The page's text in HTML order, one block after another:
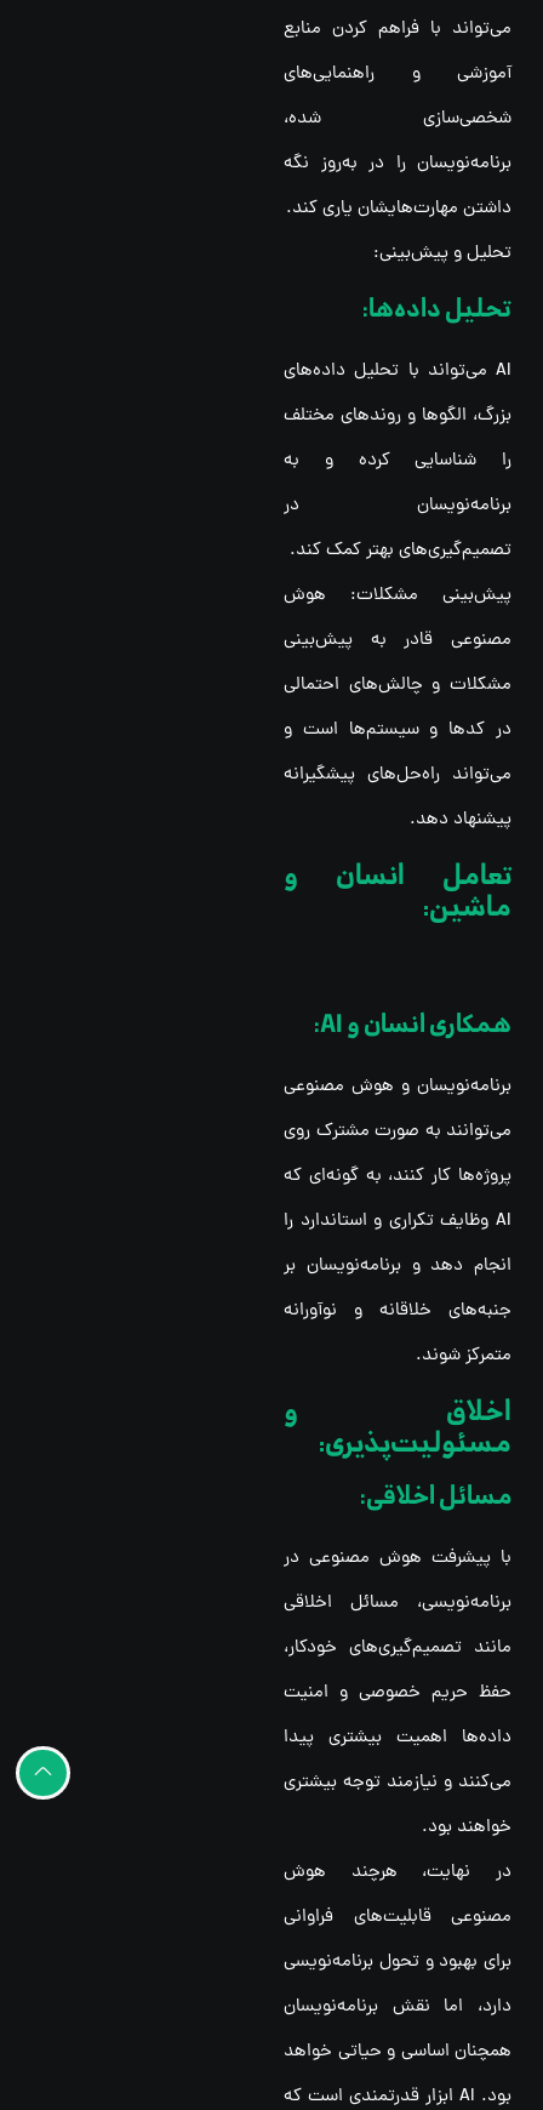
می‌تواند با فراهم کردن منابع
آموزشی و راهنمایی‌های
شخصی‌سازی شده،
برنامه‌نویسان را در به‌روز نگه
داشتن مهارت‌هایشان یاری کند.
تحلیل و پیش‌بینی:
تحلیل داده‌ها:
AI می‌تواند با تحلیل داده‌های
بزرگ، الگوها و روندهای مختلف
را شناسایی کرده و به
برنامه‌نویسان در
تصمیم‌گیری‌های بهتر کمک کند.
پیش‌بینی مشکلات: هوش
مصنوعی قادر به پیش‌بینی
مشکلات و چالش‌های احتمالی
در کدها و سیستم‌ها است و
می‌تواند راه‌حل‌های پیشگیرانه
پیشنهاد دهد.
تعامل انسان و
ماشین:
همکاری انسان و AI:
برنامه‌نویسان و هوش مصنوعی
می‌توانند به صورت مشترک روی
پروژه‌ها کار کنند، به گونه‌ای که
AI وظایف تکراری و استاندارد را
انجام دهد و برنامه‌نویسان بر
جنبه‌های خلاقانه و نوآورانه
متمرکز شوند.
اخلاق و
مسئولیت‌پذیری:
مسائل اخلاقی:
با پیشرفت هوش مصنوعی در
برنامه‌نویسی، مسائل اخلاقی
مانند تصمیم‌گیری‌های خودکار،
حفظ حریم خصوصی و امنیت
داده‌ها اهمیت بیشتری پیدا
می‌کنند و نیازمند توجه بیشتری
خواهند بود.
در نهایت، هرچند هوش
مصنوعی قابلیت‌های فراوانی
برای بهبود و تحول برنامه‌نویسی
دارد، اما نقش برنامه‌نویسان
همچنان اساسی و حیاتی خواهد
بود. AI ابزار قدرتمندی است که